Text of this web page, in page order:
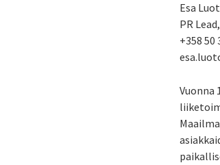
Esa
PR
+358 50
Vuonna